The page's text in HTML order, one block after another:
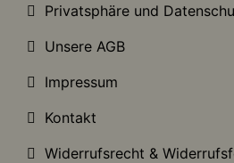
Privatsphäre und
Unsere AGB
Impressum
Kontakt
Widerrufsrecht &